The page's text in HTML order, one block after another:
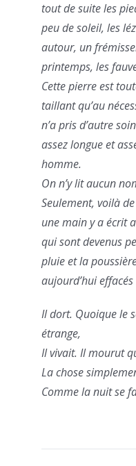
tout de suite les
peu de soleil, les
autour, un
printemps, les
Cette pierre est
taillant qu’au
n’a pris d’autre
assez longue et
homme.
On n’y lit aucun
Seulement, voilà
une main y a écrit
qui sont devenus
pluie et la
aujourd’hui effacés
Il dort. Quoique le
étrange,
Il vivait. Il mourut
La chose
Comme la nuit se